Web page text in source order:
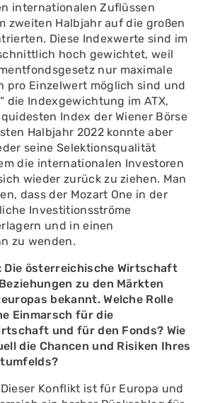
internationalen Zuflüssen
zweiten Halbjahr auf die großen
Diese Indexwerte sind im
hoch gewichtet, weil
nur maximale
pro Einzelwert möglich sind und
die Indexgewichtung im ATX,
Index der Wiener Börse
Halbjahr 2022 konnte aber
seine Selektionsqualität
die internationalen Investoren
wieder zurück zu ziehen. Man
dass der Mozart One in der
Investitionsströme
und in einen
zu wenden.
Die österreichische Wirtschaft
zu den Märkten
bekannt. Welche Rolle
Einmarsch für die
und für den Fonds? Wie
die Chancen und Risiken Ihres
Konflikt ist für Europa und